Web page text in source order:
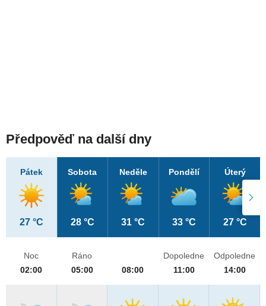
Předpověď na další dny
Pátek
27 °C
Sobota
28 °C
Neděle
31 °C
Pondělí
33 °C
Úterý
27 °C
Noc
02:00
Ráno
05:00
08:00
Dopoledne
11:00
Odpoledne
14:00